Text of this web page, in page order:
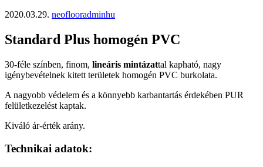
2020.03.29. neoflooradminhu
Standard Plus homogén PVC
30-féle színben, finom, lineáris mintázattal kapható, nagy
igénybevételnek kitett területek homogén PVC burkolata.
A nagyobb védelem és a könnyebb karbantartás érdekében PUR
felületkezelést kaptak.
Kiváló ár-érték arány.
Technikai adatok: